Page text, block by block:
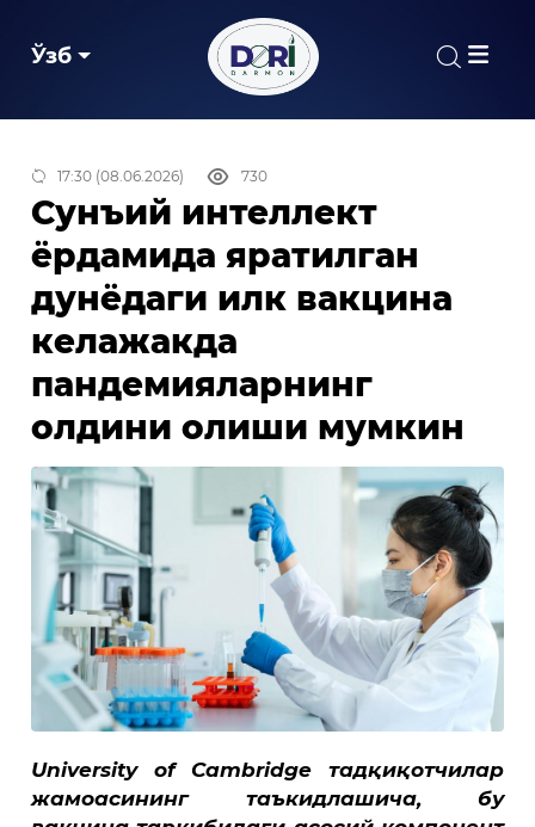
Ўзб
17:30 (08.06.2026) 730
Сунъий интеллект
ёрдамида яратилган
дунёдаги илк вакцина
келажакда
пандемияларнинг
олдини олиши мумкин
University of Cambridge тадқиқотчилар
жамоасининг таъкидлашича, бу